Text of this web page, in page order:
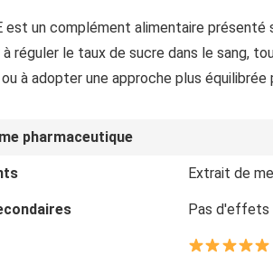
est un complément alimentaire
à réguler le taux de sucre dans le sang,
à adopter une approche plus
pharmaceutique
Extrait de
Pas d'effets